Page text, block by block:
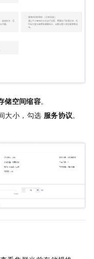
储空间缩容。
大小，勾选 服务协议。